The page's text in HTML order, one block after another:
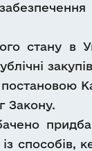
стану
Закону.